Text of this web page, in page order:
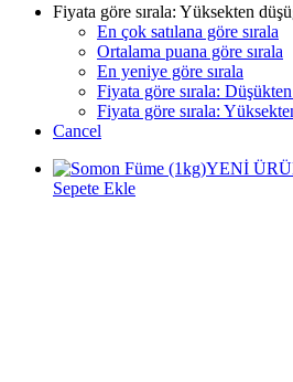
Fiyata göre sırala: Yüksekten
En çok satılana göre sırala
Ortalama puana göre sırala
En yeniye göre sırala
Fiyata göre sırala:
Fiyata göre sırala:
Cancel
YENİ
Sepete Ekle